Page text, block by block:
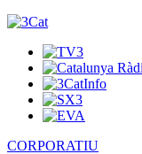
CORPORATIU